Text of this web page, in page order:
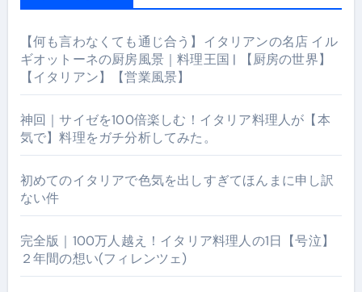
【何も言わなくても通じ合う】イタリアンの名店 イル
ギオットーネの厨房風景｜料理王国 | 【厨房の世界】
【イタリアン】【営業風景】
神回｜サイゼを100倍楽しむ！イタリア料理人が【本
気で】料理をガチ分析してみた。
初めてのイタリアで色気を出しすぎてほんまに申し訳
ない件
完全版｜100万人越え！イタリア料理人の1日【号泣】
２年間の想い(フィレンツェ)